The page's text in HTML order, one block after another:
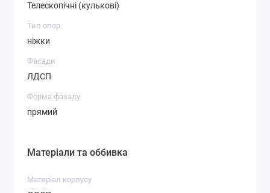
Телескопічні (кулькові)
Тип опор
ніжки
Фасади
ЛДСП
Форма фасаду
прямий
Матеріали та оббивка
Матеріал корпусу